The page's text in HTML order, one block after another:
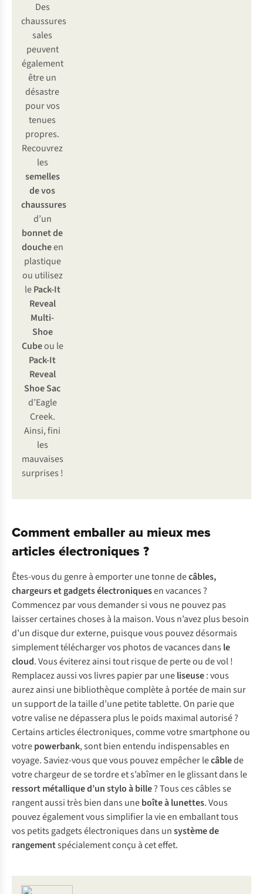
Des
chaussures
sales
peuvent
également
être un
désastre
pour vos
tenues
propres.
Recouvrez
les
semelles
devos
chaussures
d’un
bonnet de
doucheen
plastique
ou utilisez
lePack-It
Reveal
Multi-
Shoe
Cubeou le
Pack-It
Reveal
Shoe Sac
d’Eagle
Creek.
Ainsi, fini
les
mauvaises
surprises !
Comment emballer au mieux mes
articles électroniques ?
Êtes-vous du genre à emporter une tonne decâbles,
chargeurs et gadgets électroniquesen vacances ?
Commencez par vous demander si vous ne pouvez pas
laisser certaines choses à la maison. Vous n’avez plus besoin
d’un disque dur externe, puisque vous pouvez désormais
simplement télécharger vos photos de vacances dans le
cloud. Vous éviterez ainsi tout risque de perte ou de vol !
Remplacez aussi vos livres papier par uneliseuse: vous
aurez ainsi une bibliothèque complète à portée de main sur
un support de la taille d’une petite tablette. On parie que
votre valise ne dépassera plus le poids maximal autorisé ?
Certains articles électroniques, comme votre smartphone ou
votrepowerbank, sont bien entendu indispensables en
voyage. Saviez-vous que vous pouvez empêcher lecâblede
votre chargeur de se tordre et s’abîmer en le glissant dans le
ressort métallique d’un stylo à bille? Tous ces câbles se
rangent aussi très bien dans uneboîte à lunettes. Vous
pouvez également vous simplifier la vie en emballant tous
vos petits gadgets électroniques dans unsystème de
rangementspécialement conçu à cet effet.